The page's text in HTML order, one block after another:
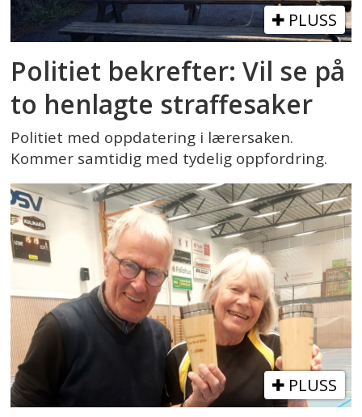
PLUSS
Politiet bekrefter: Vil se på
to henlagte straffesaker
Politiet med oppdatering i lærersaken.
Kommer samtidig med tydelig oppfordring.
PLUSS